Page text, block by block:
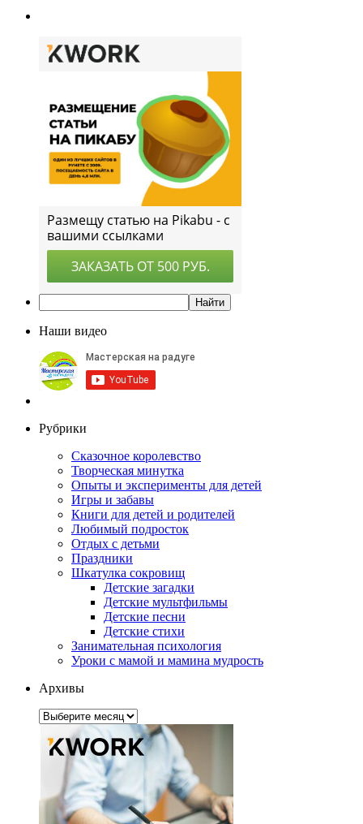
Наши видео
Рубрики
Сказочное королевство
Творческая минутка
Опыты и эксперименты для детей
Игры и забавы
Книги для детей и родителей
Любимый подросток
Отдых с детьми
Праздники
Шкатулка сокровищ
Детские загадки
Детские мультфильмы
Детские песни
Детские стихи
Занимательная психология
Уроки с мамой и мамина мудрость
Архивы
Архивы